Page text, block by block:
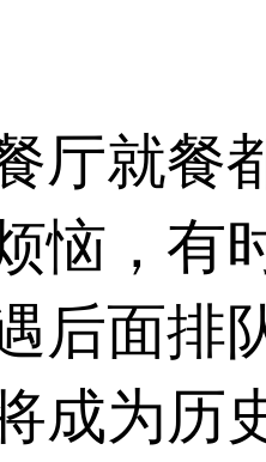
厅就餐
恼，有
后面排
成为历